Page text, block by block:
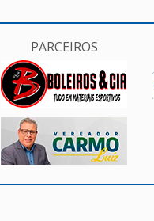
PARCEIROS